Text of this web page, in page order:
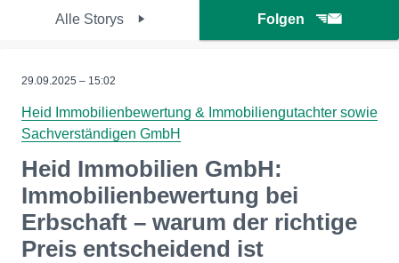
Alle Storys Folgen
29.09.2025 – 15:02
Heid Immobilienbewertung & Immobiliengutachter sowie
Sachverständigen GmbH
Heid Immobilien GmbH:
Immobilienbewertung bei
Erbschaft – warum der richtige
Preis entscheidend ist